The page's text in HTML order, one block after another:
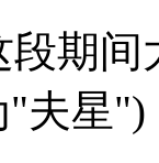
期间
"夫星")